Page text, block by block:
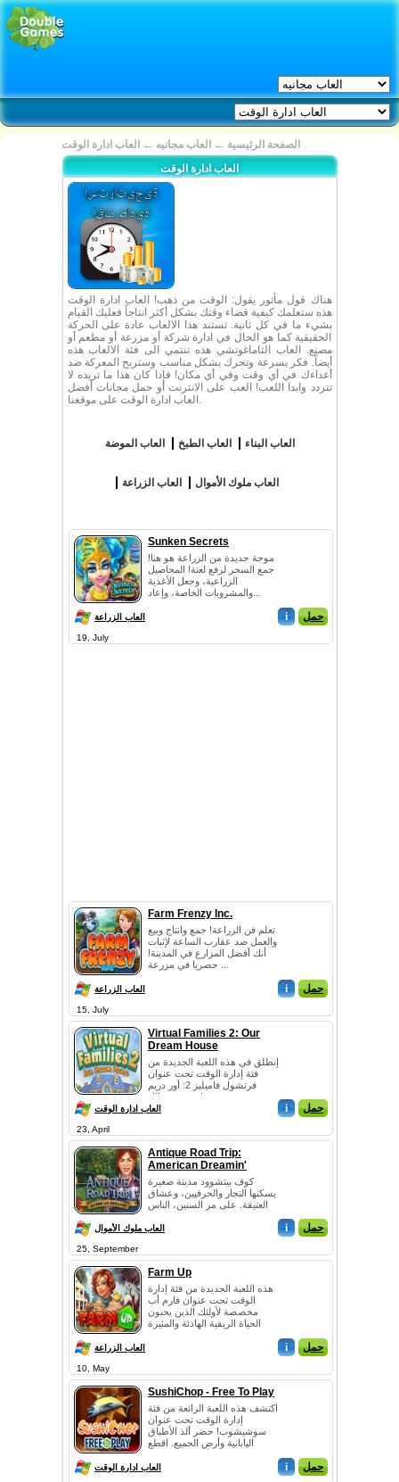
الصفحة الرئيسية ← العاب مجانيه ←
العاب ادارة الوقت
العاب ادارة الوقت
هناك قول مأثور يقول: الوقت من ذهب! العاب ادارة الوقت
هذه ستعلمك كيفية قضاء وقتك بشكل أكثر انتاجاً فعليك القيام
بشيء ما في كل ثانية. تستند هذا الالعاب عادة على الحركة
الحقيقية كما هو الحال في ادارة شركة أو مزرعة أو مطعم أو
مصنع. العاب التاماغوتشي هذه تنتمي الى فئة الالعاب هذه
أيضاً. فكر بسرعة وتحرك بشكل مناسب وستربح المعركة ضد
أعداءك في أي وقت وفي أي مكان! فإذا كان هذا ما تريده لا
تتردد وابدا اللعب! العب على الانترنت أو حمل مجاناث أفضل
العاب ادارة الوقت على موقعنا.
العاب الموضة العاب الطبخ العاب البناء
العاب الزراعة العاب ملوك الأموال
Sunken Secrets
موجة جديدة من الزراعة هو هنا!
جمع السحر لرفع لعنة! المحاصيل
الزراعية، وجعل الأغذية
العاب الزراعة i حمل
19, July
Farm Frenzy Inc.
تعلم فن الزراعة! جمع وانتاج وبيع
والعمل ضد عقارب الساعة لإثبات
أنك أفضل المزارع في المدينة!
العاب الزراعة i حمل
15, July
Virtual Families 2: Our
Dream House
إنطلق في هذه اللعبة الجديدة من
فئة إدارة الوقت تحت عنوان
فرتشول فاميليز 2: أور دريم
العاب ادارة الوقت i حمل
23, April
Antique Road Trip:
American Dreamin'
كوف بيتشوود مدينة صغيرة
يسكنها التجار والحرفيين، وعشاق
العتيقة. على مر السنين، الناس
العاب ملوك الأموال i حمل
25, September
Farm Up
هذه اللعبة الجديدة من فئة إدارة
الوقت تحت عنوان فارم أب
مخصصة لأولئك الذين يحبون
الحياة الريفية الهادئة والمثيرة
العاب الزراعة i حمل
10, May
SushiChop - Free To Play
اكتشف هذه اللعبة الرائعة من فئة
إدارة الوقت تحت عنوان
سوشيشوب! حضر ألذ الأطباق
اليابانية وأرض الجميع. اقطع
العاب ادارة الوقت i حمل